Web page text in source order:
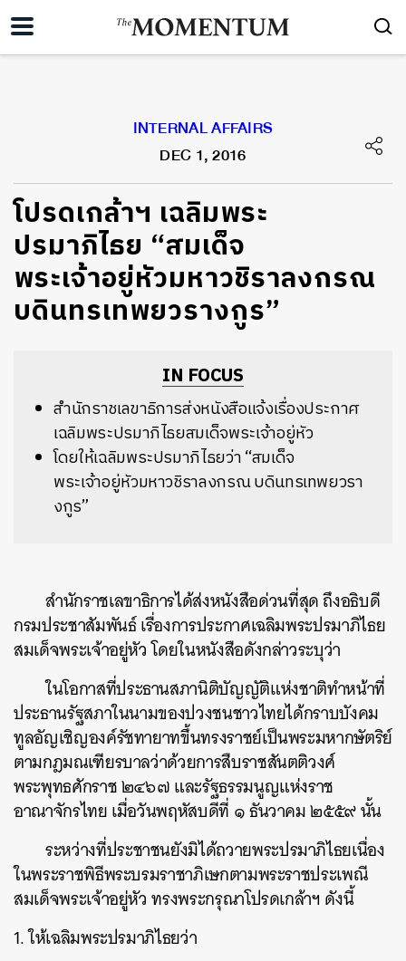
INTERNAL AFFAIRS
DEC 1, 2016
โปรดเกล้าฯ เฉลิมพระ
ปรมาภิไธย “สมเด็จ
พระเจ้าอยู่หัวมหาวชิราลงกรณ
บดินทรเทพยวรางกูร”
IN FOCUS
สำนักราชเลขาธิการส่งหนังสือแจ้งเรื่องประกาศ
เฉลิมพระปรมาภิไธยสมเด็จพระเจ้าอยู่หัว
โดยให้เฉลิมพระปรมาภิไธยว่า “สมเด็จ
พระเจ้าอยู่หัวมหาวชิราลงกรณ บดินทรเทพยวรา
งกูร”
สำนักราชเลขาธิการได้ส่งหนังสือด่วนที่สุด ถึงอธิบดี
กรมประชาสัมพันธ์ เรื่องการประกาศเฉลิมพระปรมาภิไธย
สมเด็จพระเจ้าอยู่หัว โดยในหนังสือดังกล่าวระบุว่า
ในโอกาสที่ประธานสภานิติบัญญัติแห่งชาติทำหน้าที่
ประธานรัฐสภาในนามของปวงชนชาวไทยได้กราบบังคม
ทูลอัญเชิญองค์รัชทายาทขึ้นทรงราชย์เป็นพระมหากษัตริย์
ตามกฎมณเฑียรบาลว่าด้วยการสืบราชสันตติวงศ์
พระพุทธศักราช ๒๔๖๗ และรัฐธรรมนูญแห่งราช
อาณาจักรไทย เมื่อวันพฤหัสบดีที่ ๑ ธันวาคม ๒๕๕๙ นั้น
ระหว่างที่ประชาชนยังมิได้ถวายพระปรมาภิไธยเนื่อง
ในพระราชพิธีพระบรมราชาภิเษกตามพระราชประเพณี
สมเด็จพระเจ้าอยู่หัว ทรงพระกรุณาโปรดเกล้าฯ ดังนี้
1. ให้เฉลิมพระปรมาภิไธยว่า